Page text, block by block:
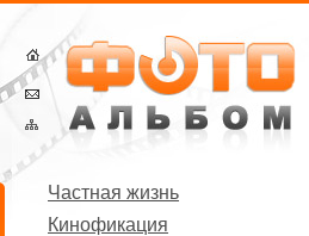
Частная жизнь
Кинофикация